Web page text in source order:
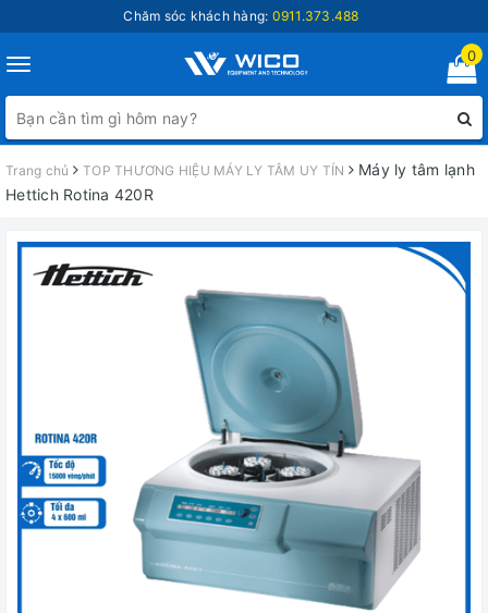
Chăm sóc khách hàng: 0911.373.488
Toggle
navigation
0
Trang chủ TOP THƯƠNG HIỆU MÁY LY TÂM UY TÍN
Máy ly tâm lạnh
Hettich Rotina 420R